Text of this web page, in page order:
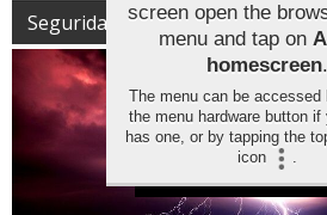
Seguridad | Protección Civil
Aviso sobre el Uso
Utilizamos cookies
funcionamiento del
lista de cookies y como
nuestra Política de
Aceptar Cookies
screen open the
menu and tap on
homescreen.
The menu can be accessed
the menu hardware button if
has one, or by tapping the
icon
.